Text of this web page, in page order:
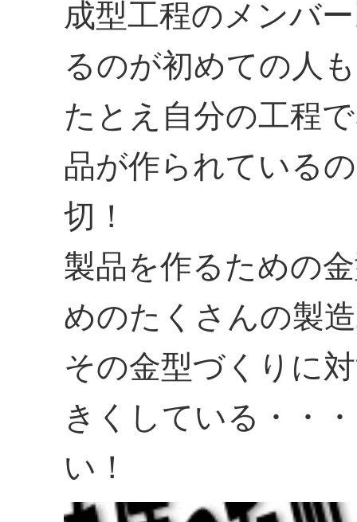
成型工程のメンバ
るのが初めての人
たとえ自分の工程
品が作られている
切！
製品を作るための
めのたくさんの製
その金型づくりに
きくしている・・
い！